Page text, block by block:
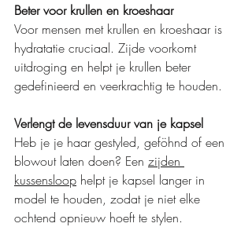
Beter voor krullen en kroeshaar
Voor mensen met krullen en kroeshaar is
hydratatie cruciaal. Zijde voorkomt
uitdroging en helpt je krullen beter
gedefinieerd en veerkrachtig te houden.
Verlengt de levensduur van je kapsel
Heb je je haar gestyled, geföhnd of een
blowout laten doen? Een zijden
kussensloop helpt je kapsel langer in
model te houden, zodat je niet elke
ochtend opnieuw hoeft te stylen.